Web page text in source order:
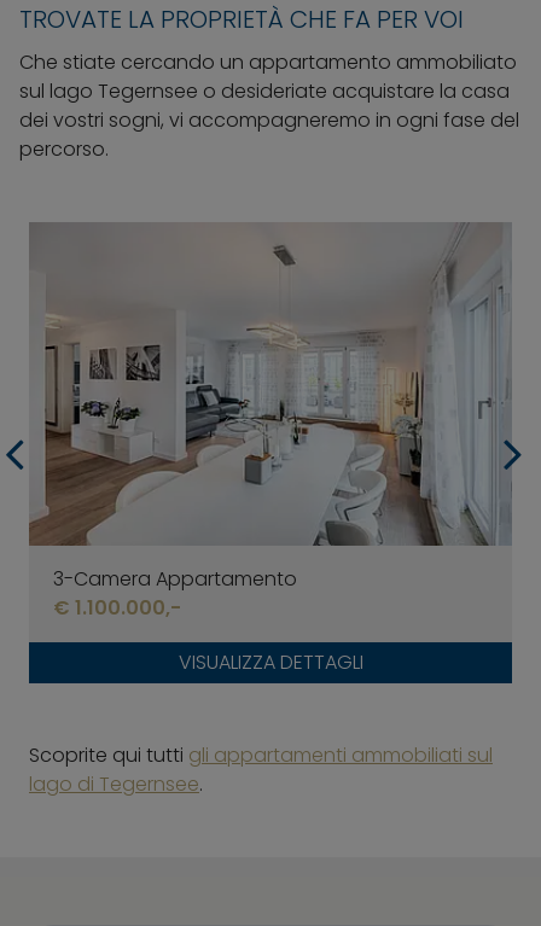
TROVATE LA PROPRIETÀ CHE FA PER VOI
Che stiate cercando un appartamento ammobiliato
sul lago Tegernsee o desideriate acquistare la casa
dei vostri sogni, vi accompagneremo in ogni fase del
percorso.
3-Camera Appartamento
€ 1.100.000,-
VISUALIZZA DETTAGLI
Scoprite qui tutti gli appartamenti ammobiliati sul
lago di Tegernsee.